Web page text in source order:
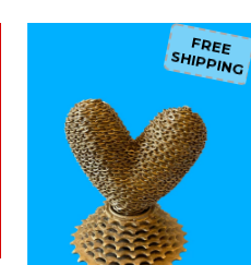
FREE
SHIPPING